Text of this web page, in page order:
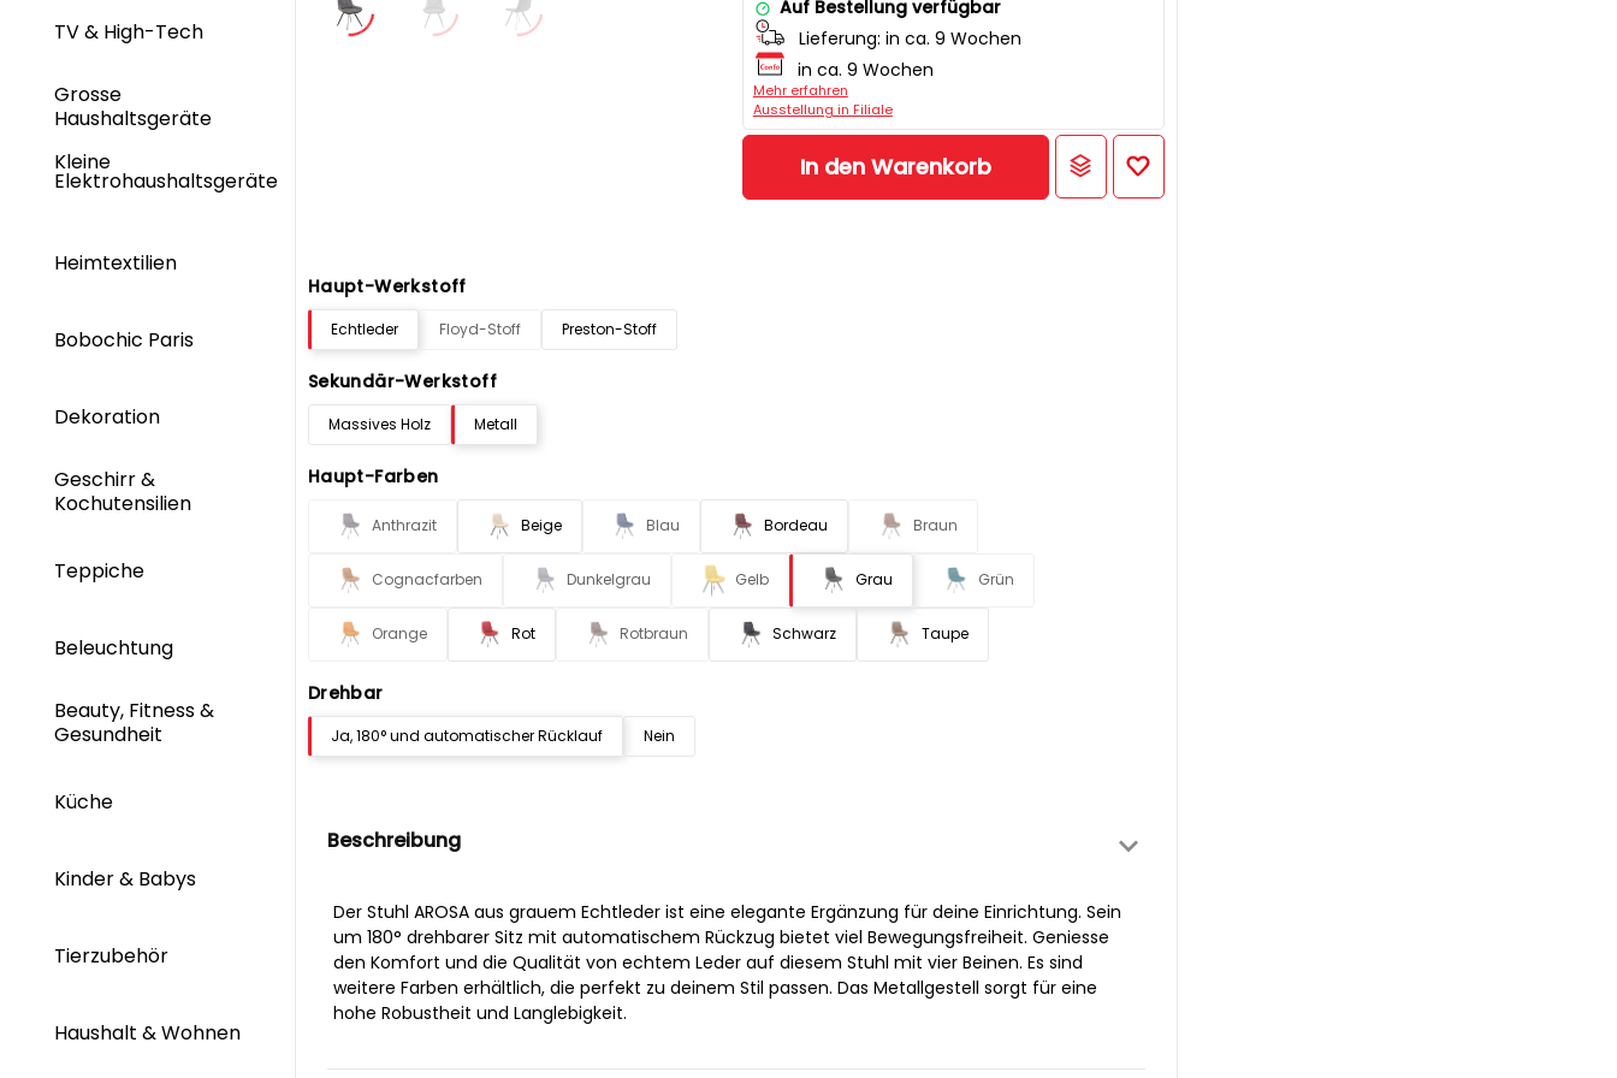
TV & High-Tech
Grosse
Haushaltsgeräte
Kleine
Elektrohaushaltsgeräte
Heimtextilien
Bobochic Paris
Dekoration
Geschirr &
Kochutensilien
Teppiche
Beleuchtung
Beauty, Fitness &
Gesundheit
Küche
Kinder & Babys
Tierzubehör
Haushalt & Wohnen
Auf Bestellung verfügbar
Lieferung: in ca. 9 Wochen
in ca. 9 Wochen
Mehr erfahren
Ausstellung in Filiale
In den Warenkorb
Haupt-Werkstoff
Echtleder Floyd-Stoff Preston-Stoff
Sekundär-Werkstoff
Massives Holz Metall
Haupt-Farben
Anthrazit Beige Blau Bordeau Braun
Cognacfarben Dunkelgrau Gelb Grau Grün
Orange Rot Rotbraun Schwarz Taupe
Drehbar
Ja, 180° und automatischer Rücklauf Nein
Beschreibung
Der Stuhl AROSA aus grauem Echtleder ist eine elegante Ergänzung für deine Einrichtung. Sein
um 180° drehbarer Sitz mit automatischem Rückzug bietet viel Bewegungsfreiheit. Geniesse
den Komfort und die Qualität von echtem Leder auf diesem Stuhl mit vier Beinen. Es sind
weitere Farben erhältlich, die perfekt zu deinem Stil passen. Das Metallgestell sorgt für eine
hohe Robustheit und Langlebigkeit.